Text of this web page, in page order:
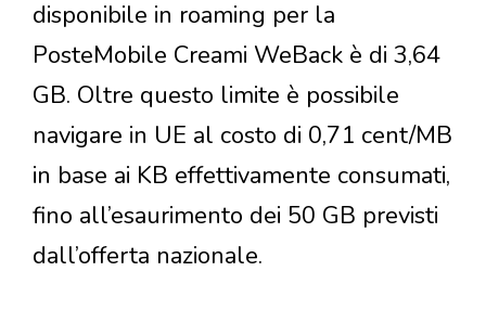
disponibile in roaming per la
PosteMobile Creami WeBack è di 3,64
GB. Oltre questo limite è possibile
navigare in UE al costo di 0,71 cent/MB
in base ai KB effettivamente consumati,
fino all’esaurimento dei 50 GB previsti
dall’offerta nazionale.